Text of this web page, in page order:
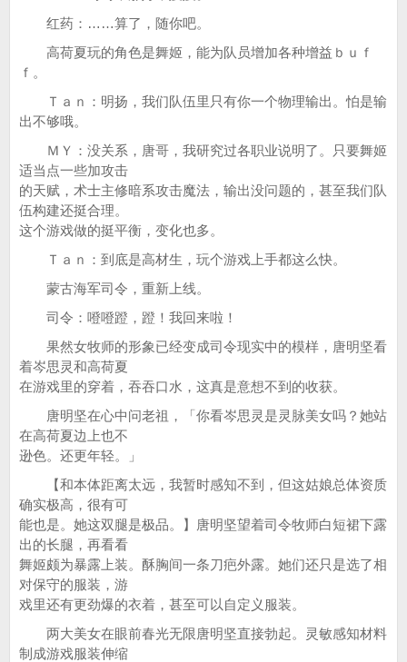
红药：……算了，随你吧。
高荷夏玩的角色是舞姬，能为队员增加各种增益ｂｕｆ
ｆ。
Ｔａｎ：明扬，我们队伍里只有你一个物理输出。怕是输
出不够哦。
ＭＹ：没关系，唐哥，我研究过各职业说明了。只要舞姬
适当点一些加攻击
的天赋，术士主修暗系攻击魔法，输出没问题的，甚至我们队
伍构建还挺合理。
这个游戏做的挺平衡，变化也多。
Ｔａｎ：到底是高材生，玩个游戏上手都这么快。
蒙古海军司令，重新上线。
司令：噔噔蹬，蹬！我回来啦！
果然女牧师的形象已经变成司令现实中的模样，唐明坚看
着岑思灵和高荷夏
在游戏里的穿着，吞吞口水，这真是意想不到的收获。
唐明坚在心中问老祖，「你看岑思灵是灵脉美女吗？她站
在高荷夏边上也不
逊色。还更年轻。」
【和本体距离太远，我暂时感知不到，但这姑娘总体资质
确实极高，很有可
能也是。她这双腿是极品。】唐明坚望着司令牧师白短裙下露
出的长腿，再看看
舞姬颇为暴露上装。酥胸间一条刀疤外露。她们还只是选了相
对保守的服装，游
戏里还有更劲爆的衣着，甚至可以自定义服装。
两大美女在眼前春光无限唐明坚直接勃起。灵敏感知材料
制成游戏服装伸缩